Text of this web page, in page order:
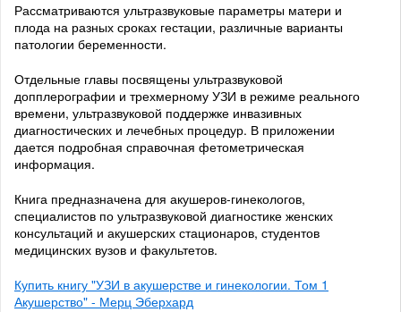
Рассматриваются ультразвуковые параметры матери и
плода на разных сроках гестации, различные варианты
патологии беременности.
Отдельные главы посвящены ультразвуковой
допплерографии и трехмерному УЗИ в режиме реального
времени, ультразвуковой поддержке инвазивных
диагностических и лечебных процедур. В приложении
дается подробная справочная фетометрическая
информация.
Книга предназначена для акушеров-гинекологов,
специалистов по ультразвуковой диагностике женских
консультаций и акушерских стационаров, студентов
медицинских вузов и факультетов.
Купить книгу "УЗИ в акушерстве и гинекологии. Том 1
Акушерство" - Мерц Эберхард